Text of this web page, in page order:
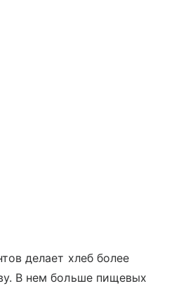
делает хлеб более
В нем больше пищевых